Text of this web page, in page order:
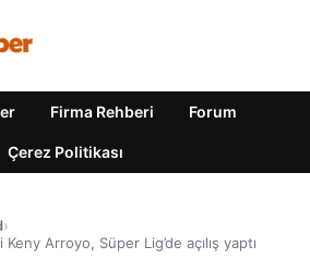
Firma Rehberi Forum
Çerez Politikası
›
Arroyo, Süper Lig’de açılış yaptı